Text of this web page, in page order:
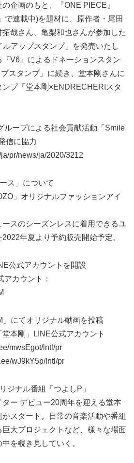
企画のもと、『ONE PIECE』
で連載中)を題材に、原作者・尾田
哉さん、亀梨和也さんが参加した
ルアップスタンプ」を発売いたし
『V6』によるドネーションスタン
スタンプ」に続き、堂本剛さんに
ンプ「堂本剛×ENDRECHERIスタ
ープによる社会貢献活動「Smile
信に協力
pr/news/ja/2020/3212
ス」について
」オリジナルファッションアイ
スのシーズンレスに着用できるユ
年夏より予約販売開始予定。
公式アカウントを開設
カウント：
にてオリジナル動画を投稿
本剛」LINE公式アカウント
mwsEgot/lntl/pr
wJ9kY5p/lntl/pr
ジナル番組「つよしP」
ー デビュー20周年を迎える堂本
スタート。日常の音楽活動や番組
大プロジェクトなど、様々な場面
を覗き見していく。